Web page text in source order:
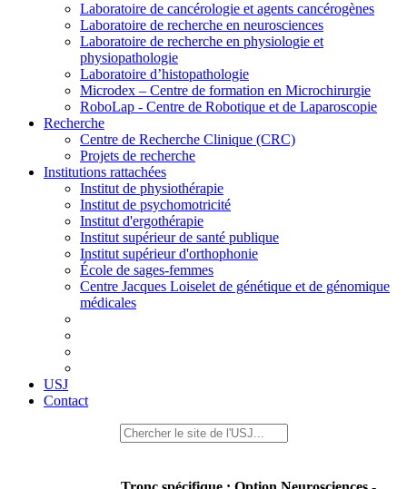
Laboratoire de cancérologie et agents cancérogènes
Laboratoire de recherche en neurosciences
Laboratoire de recherche en physiologie et
physiopathologie
Laboratoire d’histopathologie
Microdex – Centre de formation en Microchirurgie
RoboLap - Centre de Robotique et de Laparoscopie
Recherche
Centre de Recherche Clinique (CRC)
Projets de recherche
Institutions rattachées
Institut de physiothérapie
Institut de psychomotricité
Institut d'ergothérapie
Institut supérieur de santé publique
Institut supérieur d'orthophonie
École de sages-femmes
Centre Jacques Loiselet de génétique et de génomique
médicales
USJ
Contact